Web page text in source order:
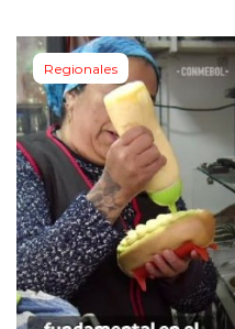
Regionales